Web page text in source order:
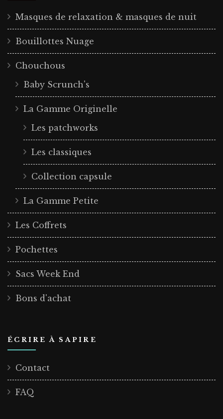
Masques de relaxation & masques de nuit
Bouillottes Nuage
Chouchous
Baby Scrunch's
La Gamme Originelle
Les patchworks
Les classiques
Collection capsule
La Gamme Petite
Les Coffrets
Pochettes
Sacs Week End
Bons d'achat
ÉCRIRE À SAPIRE
Contact
FAQ